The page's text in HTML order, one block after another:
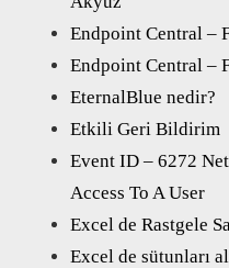
Endpoint Central –
Endpoint Central –
EternalBlue nedir?
Etkili Geri Bildirim
Event ID – 6272
Access To A User
Excel de Rastgele
Excel de sütunları